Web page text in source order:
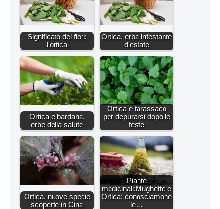
Significato dei fiori:
l'ortica
Ortica, erba infestante
d'estate
Ortica e bardana,
erbe della salute
Ortica e tarassaco
per depurarsi dopo le
feste
Ortica, nuove specie
scoperte in Cina
Piante
medicinali:Mughetto e
Ortica; conosciamone
le…